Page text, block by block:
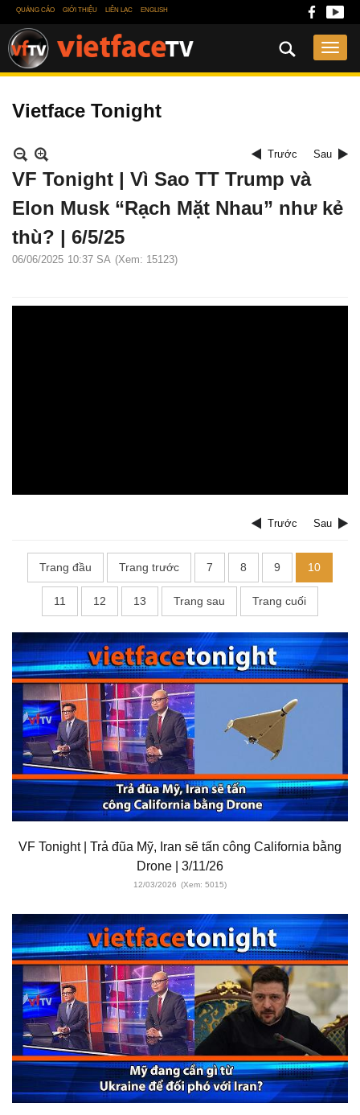
QUẢNG CÁO GIỚI THIỆU LIÊN LẠC ENGLISH
Vietface Tonight
Trước Sau
VF Tonight | Vì Sao TT Trump và
Elon Musk “Rạch Mặt Nhau” như kẻ
thù? | 6/5/25
06/06/2025 10:37 SA (Xem: 15123)
Trước Sau
Trang đầu Trang trước 7 8 9 10
11 12 13 Trang sau Trang cuối
VF Tonight | Trả đũa Mỹ, Iran sẽ tấn công California bằng
Drone | 3/11/26
12/03/2026 (Xem: 5015)